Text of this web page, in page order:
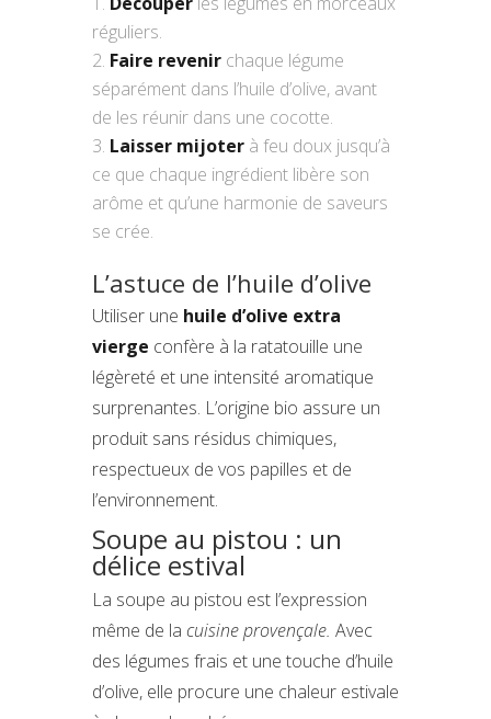
réguliers.
Faire revenir chaque légume
séparément dans l’huile d’olive, avant
de les réunir dans une cocotte.
Laisser mijoter à feu doux jusqu’à
ce que chaque ingrédient libère son
arôme et qu’une harmonie de saveurs
se crée.
L’astuce de l’huile d’olive
Utiliser une huile d’olive extra
vierge confère à la ratatouille une
légèreté et une intensité aromatique
surprenantes. L’origine bio assure un
produit sans résidus chimiques,
respectueux de vos papilles et de
l’environnement.
Soupe au pistou : un
délice estival
La soupe au pistou est l’expression
même de la cuisine provençale. Avec
des légumes frais et une touche d’huile
d’olive, elle procure une chaleur estivale